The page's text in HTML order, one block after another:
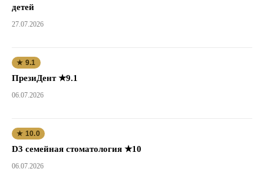
детей
27.07.2026
★ 9.1
ПрезиДент ★9.1
06.07.2026
★ 10.0
D3 семейная стоматология ★10
06.07.2026